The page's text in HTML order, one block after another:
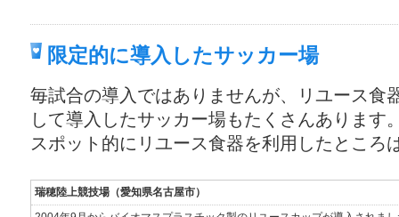
限定的に導入したサッカー場
毎試合の導入ではありませんが、リユース食
して導入したサッカー場もたくさんあります
スポット的にリユース食器を利用したところ
瑞穂陸上競技場（愛知県名古屋市）